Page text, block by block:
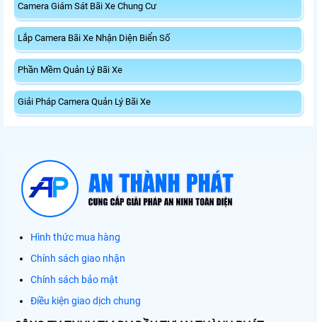
Camera Giám Sát Bãi Xe Chung Cư
Lắp Camera Bãi Xe Nhận Diện Biển Số
Phần Mềm Quản Lý Bãi Xe
Giải Pháp Camera Quản Lý Bãi Xe
Hình thức mua hàng
Chính sách giao nhận
Chính sách bảo mật
Điều kiện giao dịch chung